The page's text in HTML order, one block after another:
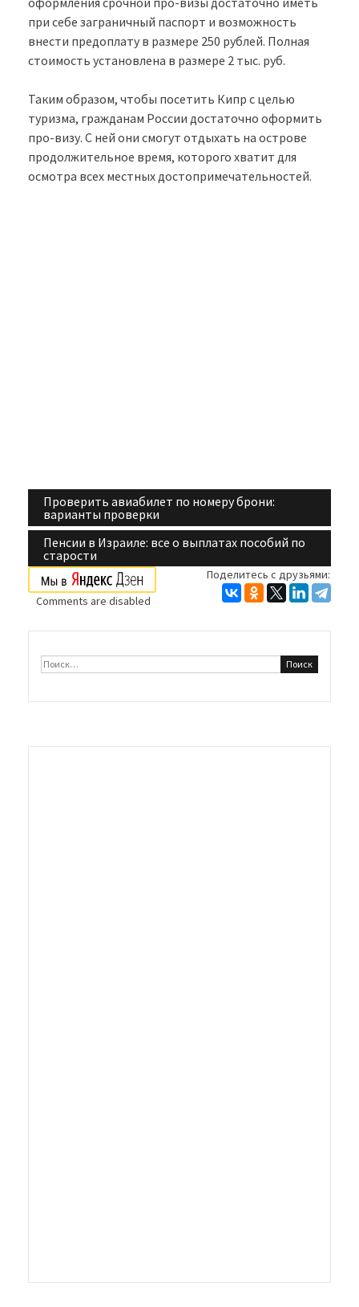
при себе заграничный паспорт и возможность
внести предоплату в размере 250 рублей. Полная
стоимость установлена в размере 2 тыс. руб.
Таким образом, чтобы посетить Кипр с целью
туризма, гражданам России достаточно оформить
про-визу. С ней они смогут отдыхать на острове
продолжительное время, которого хватит для
осмотра всех местных достопримечательностей.
Навигация
по
записям
Проверить авиабилет по номеру брони:
варианты проверки
Пенсии в Израиле: все о выплатах пособий по
старости
Поделитесь с друзьями:
Comments are disabled
Найти: